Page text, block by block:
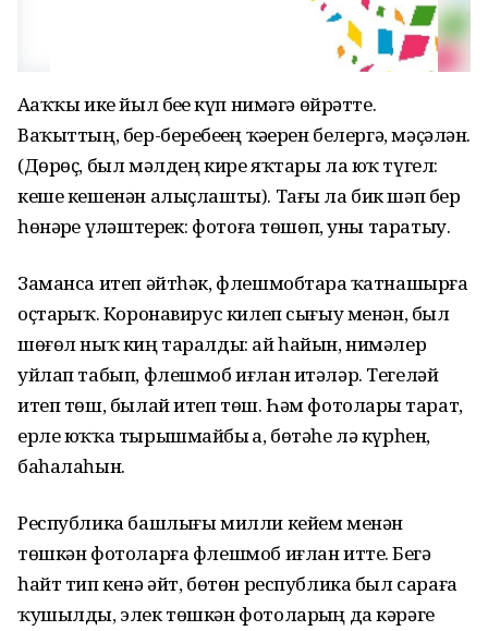
Аҙаҡҡы ике йыл беҙҙе күп нимәгә өйрәтте.
Ваҡыттың, бер-беребеҙҙең ҡәҙерен белергә, мәҫәлән.
(Дөрөҫ, был мәлдең кире яҡтары ла юҡ түгел:
кеше кешенән алыҫлашты). Тағы ла бик шәп бер
һөнәрҙе үҙләштерҙек: фотоға төшөп, уны таратыу.
Заманса итеп әйтһәк, флешмобтарҙа ҡатнашырға
оҫтарҙыҡ. Коронавирус килеп сығыу менән, был
шөғөл ныҡ киң таралды: ай һайын, нимәлер
уйлап табып, флешмоб иғлан итәләр. Тегеләй
итеп төш, былай итеп төш. Һәм фотоларҙы тарат,
ерле юҡҡа тырышмайбыҙ ҙа, бөтәһе лә күрһен,
баһалаһын.
Республика башлығы милли кейем менән
төшкән фотоларға флешмоб иғлан итте. Беҙгә
һайт тип кенә әйт, бөтөн республика был сараға
ҡушылды, элек төшкән фотоларҙың да кәрәге